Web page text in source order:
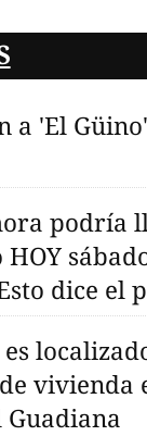
a 'El Güino'
podría
dice el
vivienda
Guadiana